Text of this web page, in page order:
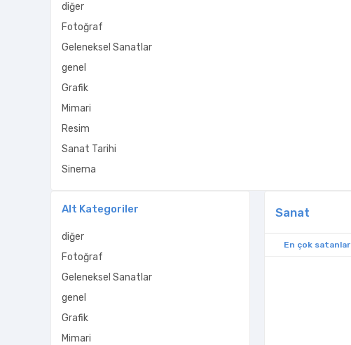
diğer
Fotoğraf
Geleneksel Sanatlar
genel
Grafik
Mimari
Resim
Sanat Tarihi
Sinema
Alt Kategoriler
diğer
Fotoğraf
Geleneksel Sanatlar
genel
Grafik
Mimari
Sanat
En çok satanlar